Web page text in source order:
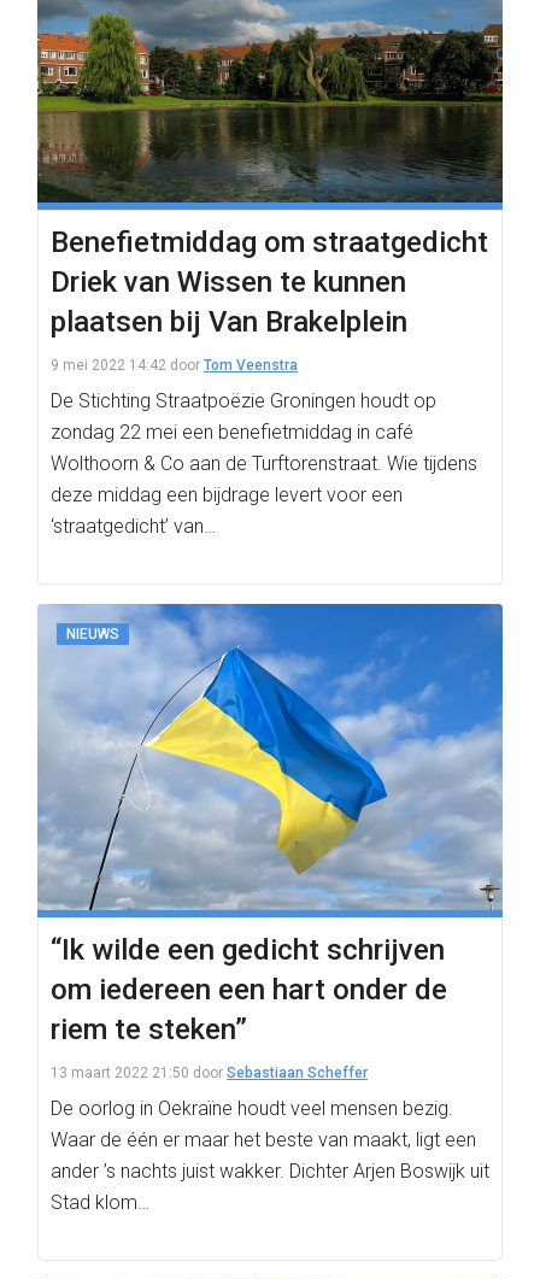
Benefietmiddag om straatgedicht
Driek van Wissen te kunnen
plaatsen bij Van Brakelplein
9 mei 2022 14:42 door Tom Veenstra
De Stichting Straatpoëzie Groningen houdt op
zondag 22 mei een benefietmiddag in café
Wolthoorn & Co aan de Turftorenstraat. Wie tijdens
deze middag een bijdrage levert voor een
‘straatgedicht’ van…
NIEUWS
“Ik wilde een gedicht schrijven
om iedereen een hart onder de
riem te steken”
13 maart 2022 21:50 door Sebastiaan Scheffer
De oorlog in Oekraïne houdt veel mensen bezig.
Waar de één er maar het beste van maakt, ligt een
ander ’s nachts juist wakker. Dichter Arjen Boswijk uit
Stad klom…